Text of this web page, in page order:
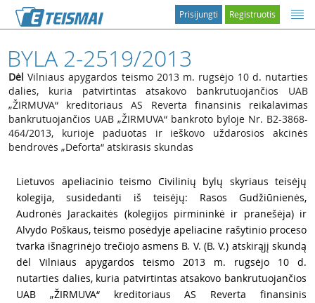
Registruotis
Prisijungti
BYLA 2-2519/2013
Dėl Vilniaus apygardos teismo 2013 m. rugsėjo 10 d. nutarties
dalies, kuria patvirtintas atsakovo bankrutuojančios UAB
„ŽIRMUVA“ kreditoriaus AS Reverta finansinis reikalavimas
bankrutuojančios UAB „ŽIRMUVA“ bankroto byloje Nr. B2-3868-
464/2013, kurioje paduotas ir ieškovo uždarosios akcinės
bendrovės „Deforta“ atskirasis skundas
Lietuvos apeliacinio teismo Civilinių bylų skyriaus teisėjų
kolegija, susidedanti iš teisėjų: Rasos Gudžiūnienės,
Audronės Jarackaitės (kolegijos pirmininkė ir pranešėja) ir
Alvydo Poškaus, teismo posėdyje apeliacine rašytinio proceso
tvarka išnagrinėjo trečiojo asmens B. V. (B. V.) atskirąjį skundą
dėl Vilniaus apygardos teismo 2013 m. rugsėjo 10 d.
nutarties dalies, kuria patvirtintas atsakovo bankrutuojančios
UAB „ŽIRMUVA“ kreditoriaus AS Reverta finansinis